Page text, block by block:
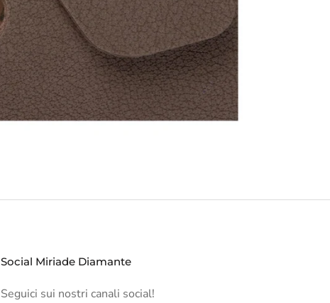
Social Miriade Diamante
Seguici sui nostri canali social!